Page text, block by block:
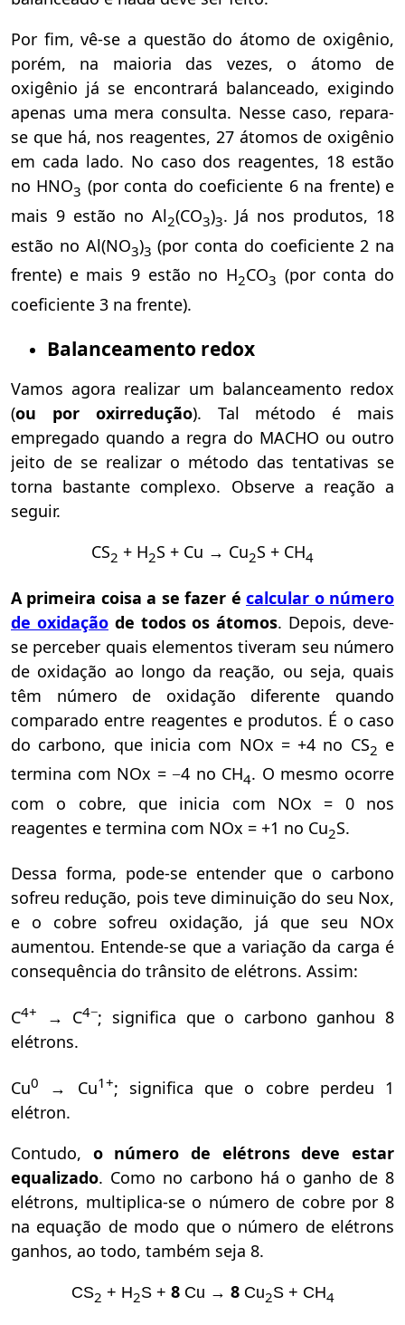
Por fim, vê-se a questão do átomo de oxigênio,
porém, na maioria das vezes, o átomo de
oxigênio já se encontrará balanceado, exigindo
apenas uma mera consulta. Nesse caso, repara-
se que há, nos reagentes, 27 átomos de oxigênio
em cada lado. No caso dos reagentes, 18 estão
no HNO3 (por conta do coeficiente 6 na frente) e
mais 9 estão no Al2(CO3)3. Já nos produtos, 18
estão no Al(NO3)3 (por conta do coeficiente 2 na
frente) e mais 9 estão no H2CO3 (por conta do
coeficiente 3 na frente).
Balanceamento redox
Vamos agora realizar um balanceamento redox
(ou por oxirredução). Tal método é mais
empregado quando a regra do MACHO ou outro
jeito de se realizar o método das tentativas se
torna bastante complexo. Observe a reação a
seguir.
CS2 + H2S + Cu → Cu2S + CH4
A primeira coisa a se fazer écalcular o número
de oxidaçãode todos os átomos. Depois, deve-
se perceber quais elementos tiveram seu número
de oxidação ao longo da reação, ou seja, quais
têm número de oxidação diferente quando
comparado entre reagentes e produtos. É o caso
do carbono, que inicia com NOx = +4 no CS2 e
termina com NOx = −4 no CH4. O mesmo ocorre
com o cobre, que inicia com NOx = 0 nos
reagentes e termina com NOx = +1 no Cu2S.
Dessa forma, pode-se entender que o carbono
sofreu redução, pois teve diminuição do seu Nox,
e o cobre sofreu oxidação, já que seu NOx
aumentou. Entende-se que a variação da carga é
consequência do trânsito de elétrons. Assim:
C4+ → C4−; significa que o carbono ganhou 8
elétrons.
Cu0 → Cu1+; significa que o cobre perdeu 1
elétron.
Contudo, o número de elétrons deve estar
equalizado. Como no carbono há o ganho de 8
elétrons, multiplica-se o número de cobre por 8
na equação de modo que o número de elétrons
ganhos, ao todo, também seja 8.
CS2 + H2S + 8Cu → 8Cu2S + CH4